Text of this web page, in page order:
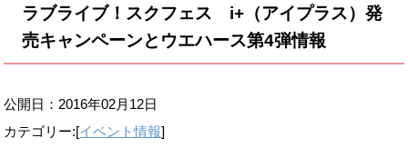
ラブライブ！スクフェス i+（アイプラス）発
売キャンペーンとウエハース第4弾情報
公開日： 2016年02月12日
カテゴリー:[イベント情報]